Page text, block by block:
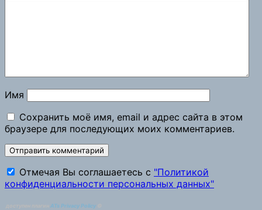
Имя
Сохранить моё имя, email и адрес сайта в этом
браузере для последующих моих комментариев.
Отмечая Вы соглашаетесь с "Политикой
конфиденциальности персональных данных"
ATs Privacy Policy